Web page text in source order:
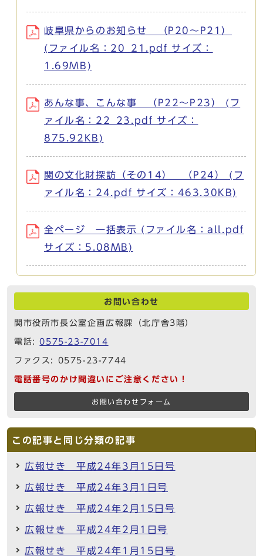
岐阜県からのお知らせ （P20～P21）
(ファイル名：20_21.pdf サイズ：
1.69MB)
あんな事、こんな事 （P22～P23） (フ
ァイル名：22_23.pdf サイズ：
875.92KB)
関の文化財探訪（その14） （P24） (フ
ァイル名：24.pdf サイズ：463.30KB)
全ページ 一括表示 (ファイル名：all.pdf
サイズ：5.08MB)
お問い合わせ
関市役所市長公室企画広報課（北庁舎3階）
電話:0575-23-7014
ファクス: 0575-23-7744
電話番号のかけ間違いにご注意ください！
お問い合わせフォーム
この記事と同じ分類の記事
広報せき 平成24年3月15日号
広報せき 平成24年3月1日号
広報せき 平成24年2月15日号
広報せき 平成24年2月1日号
広報せき 平成24年1月15日号